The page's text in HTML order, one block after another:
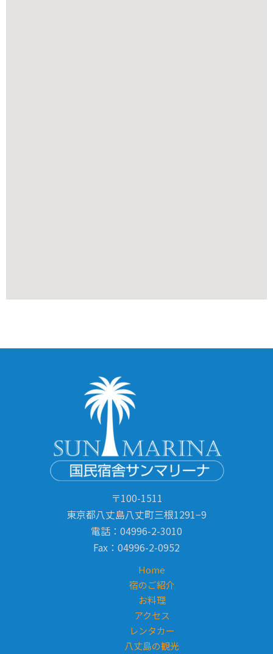
〒100-1511
東京都八丈島八丈町三根1291−9
電話：04996-2-3010
Fax：04996-2-0952
Home
宿のご紹介
お料理
アクセス
レンタカー
八丈島の観光